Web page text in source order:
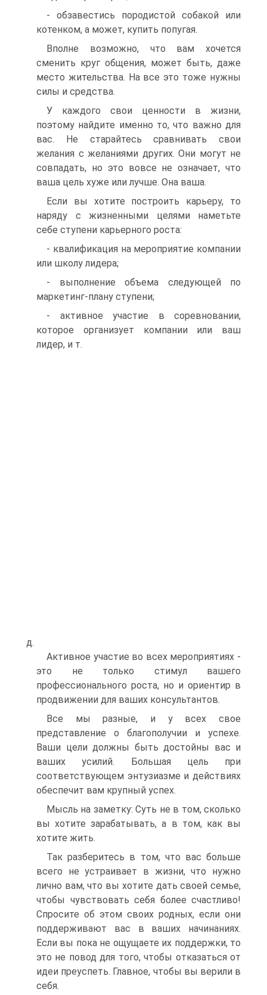
- обзавестись породистой собакой или
котенком, а может, купить попугая.
Вполне возможно, что вам хочется
сменить круг общения, может быть, даже
место жительства. На все это тоже нужны
силы и средства.
У каждого свои ценности в жизни,
поэтому найдите именно то, что важно для
вас. Не старайтесь сравнивать свои
желания с желаниями других. Они могут не
совпадать, но это вовсе не означает, что
ваша цель хуже или лучше. Она ваша.
Если вы хотите построить карьеру, то
наряду с жизненными целями наметьте
себе ступени карьерного роста:
- квалификация на мероприятие компании
или школу лидера;
- выполнение объема следующей по
маркетинг-плану ступени;
- активное участие в соревновании,
которое организует компании или ваш
лидер, и т.
д.
Активное участие во всех мероприятиях -
это не только стимул вашего
профессионального роста, но и ориентир в
продвижении для ваших консультантов.
Все мы разные, и у всех свое
представление о благополучии и успехе.
Ваши цели должны быть достойны вас и
ваших усилий. Большая цель при
соответствующем энтузиазме и действиях
обеспечит вам крупный успех.
Мысль на заметку: Суть не в том, сколько
вы хотите зарабатывать, а в том, как вы
хотите жить.
Так разберитесь в том, что вас больше
всего не устраивает в жизни, что нужно
лично вам, что вы хотите дать своей семье,
чтобы чувствовать себя более счастливо!
Спросите об этом своих родных, если они
поддерживают вас в ваших начинаниях.
Если вы пока не ощущаете их поддержки, то
это не повод для того, чтобы отказаться от
идеи преуспеть. Главное, чтобы вы верили в
себя.